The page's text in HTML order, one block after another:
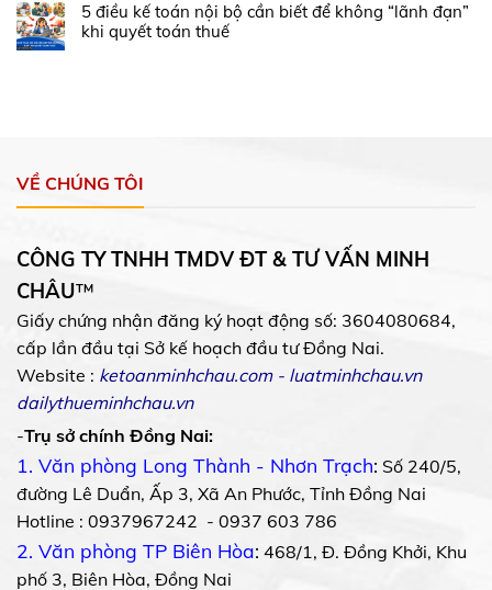
5 điều kế toán nội bộ cần biết để không “lãnh đạn”
khi quyết toán thuế
VỀ CHÚNG TÔI
CÔNG TY TNHH TMDV ĐT & TƯ VẤN MINH
CHÂU™
Giấy chứng nhận đăng ký hoạt động số: 3604080684,
cấp lần đầu tại Sở kế hoạch đầu tư Đồng Nai.
Website : ketoanminhchau.com- luatminhchau.vn
dailythueminhchau.vn
-Trụ sở chính Đồng Nai:
1. Văn phòng Long Thành - Nhơn Trạch: Số 240/5,
đường Lê Duẩn, Ấp 3, Xã An Phước, Tỉnh Đồng Nai
Hotline : 0937967242 - 0937 603 786
2. Văn phòng TP Biên Hòa: 468/1, Đ. Đồng Khởi, Khu
phố 3, Biên Hòa, Đồng Nai